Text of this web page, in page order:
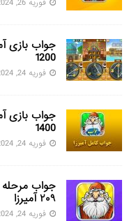
فوریه 26, 2024
1200
فوریه 24, 2024
1400
فوریه 24, 2024
۲۰۹ آمیرزا
فوریه 24, 2024